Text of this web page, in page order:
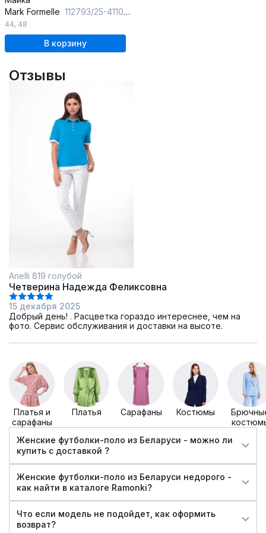
Mark Formelle 112793/25-41103Ц-2 канарский_зеленый
44, 48
В корзину
Отзывы
Anelli 819 голубой
Четверина Надежда Феликсовна
15 декабря 2025
Добрый день! . Расцветка гораздо интереснее, чем на
фото. Сервис обслуживания и доставки на высоте.
Платья и
сарафаны
Платья Сарафаны Костюмы
Женские футболки-поло из Беларуси - можно ли
купить c доставкой ?
Женские футболки-поло из Беларуси недорого -
как найти в каталоге Ramonki?
Что если модель не подойдет, как оформить
возврат?